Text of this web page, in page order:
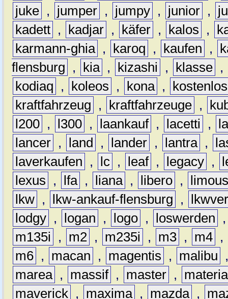
juke , jumper , jumpy , junior ,
kadett , kadjar , käfer , kalos ,
karmann-ghia , karoq , kaufen ,
flensburg
, kia , kizashi , klasse ,
kodiaq
, koleos , kona ,
kostenlos
kraftfahrzeug
, kraftfahrzeuge ,
l200 , l300 , laankauf , lacetti ,
lancer , land , lander , lantra ,
laverkaufen
, lc , leaf , legacy ,
lexus
, lfa , liana , libero ,
lkw , lkw-ankauf-flensburg ,
lodgy , logan , logo , loswerden
m135i
, m2 , m235i , m3 , m4 ,
m6 , macan , magentis , malibu
marea , massif , master ,
materia
maverick , maxima , mazda ,